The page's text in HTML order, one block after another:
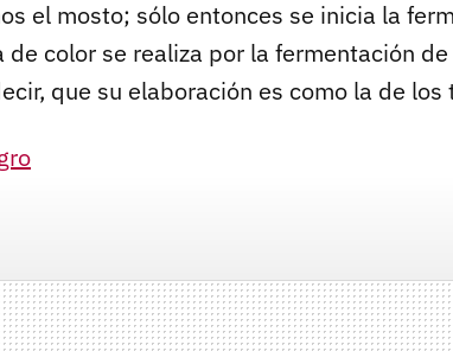
el mosto; sólo entonces se inicia la
color se realiza por la fermentación
que su elaboración es como la de los